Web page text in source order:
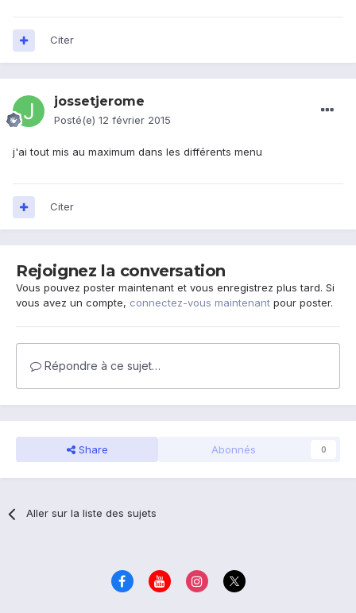
Citer
jossetjerome
Posté(e) 12 février 2015
j'ai tout mis au maximum dans les différents menu
Citer
Rejoignez la conversation
Vous pouvez poster maintenant et vous enregistrez plus tard. Si
vous avez un compte, connectez-vous maintenant pour poster.
Répondre à ce sujet…
Share Abonnés 0
Aller sur la liste des sujets